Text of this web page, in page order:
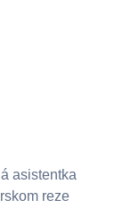
asistentka
reze